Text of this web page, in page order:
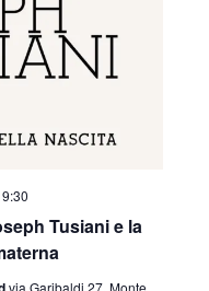
Tusiani e la
via Garibaldi 27, Monte